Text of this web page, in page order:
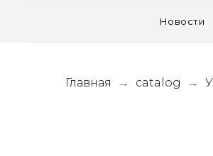
Новости
Главная catalog